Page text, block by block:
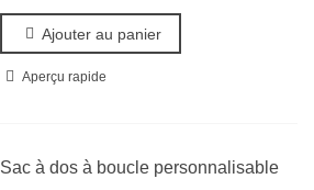
Ajouter au panier
Aperçu rapide
Sac à dos à boucle personnalisable